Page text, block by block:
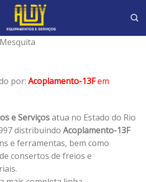
por: Acoplamento-13Fem
e Serviçosatua no Estado do Rio
distribuindo Acoplamento-13F
e ferramentas, bem como
consertos de freios e